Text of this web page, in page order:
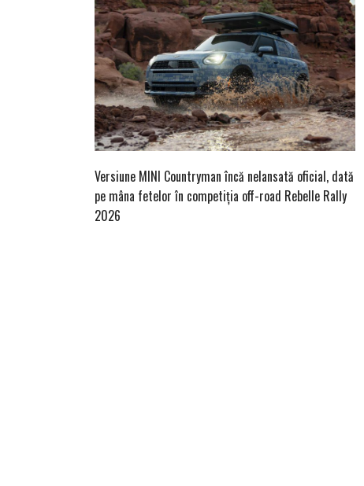
Versiune MINI Countryman încă nelansată oficial, dată
pe mâna fetelor în competiția off-road Rebelle Rally
2026